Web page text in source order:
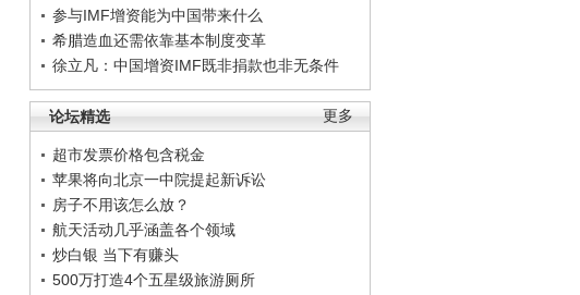
参与IMF增资能为中国带来什么
希腊造血还需依靠基本制度变革
徐立凡：中国增资IMF既非捐款也非无条件
更多
论坛精选
超市发票价格包含税金
苹果将向北京一中院提起新诉讼
房子不用该怎么放？
航天活动几乎涵盖各个领域
炒白银 当下有赚头
500万打造4个五星级旅游厕所